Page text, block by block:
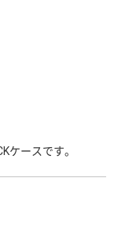
ケースです。